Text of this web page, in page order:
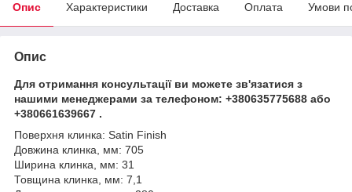
Опис Характеристики Доставка Оплата Умови
Опис
Для отримання консультації ви можете зв'язатися з
нашими менеджерами за телефоном: +380635775688 або
+380661639667 .
Поверхня клинка: Satin Finish
Довжина клинка, мм: 705
Ширина клинка, мм: 31
Товщина клинка, мм: 7,1